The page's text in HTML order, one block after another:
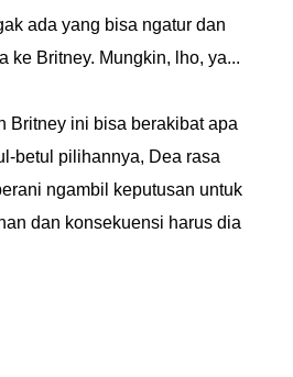
ada yang bisa ngatur dan
ke Britney. Mungkin, lho, ya...
Britney ini bisa berakibat apa
betul pilihannya, Dea rasa
ngambil keputusan untuk
dan konsekuensi harus dia